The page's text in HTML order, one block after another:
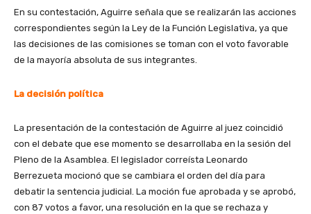
En su contestación, Aguirre señala que se realizarán las acciones
correspondientes según la Ley de la Función Legislativa, ya que
las decisiones de las comisiones se toman con el voto favorable
de la mayoría absoluta de sus integrantes.
La decisión política
La presentación de la contestación de Aguirre al juez coincidió
con el debate que ese momento se desarrollaba en la sesión del
Pleno de la Asamblea. El legislador correísta Leonardo
Berrezueta mocionó que se cambiara el orden del día para
debatir la sentencia judicial. La moción fue aprobada y se aprobó,
con 87 votos a favor, una resolución en la que se rechaza y